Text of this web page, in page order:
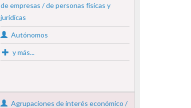
de empresas / de personas físicas y
jurídicas
Autónomos
y más...
Agrupaciones de interés económico /